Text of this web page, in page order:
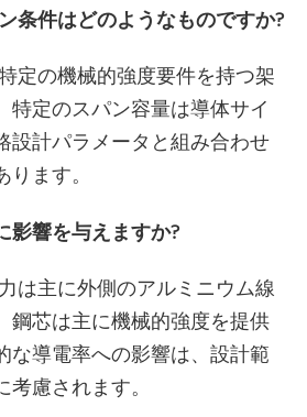
条件はどのようなものですか?
定の機械的強度要件を持つ架
特定のスパン容量は導体サイ
設計パラメータと組み合わせ
ます。
影響を与えますか?
は主に外側のアルミニウム線
鋼芯は主に機械的強度を提供
な導電率への影響は、設計範
慮されます。